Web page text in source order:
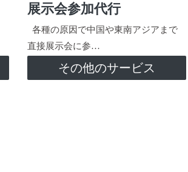
展示会参加代行
各種の原因で中国や東南アジアまで
直接展示会に参…
その他のサービス